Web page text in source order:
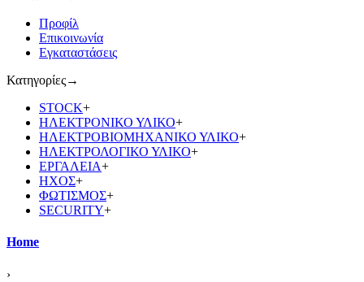
Προφίλ
Επικοινωνία
Εγκαταστάσεις
Κατηγορίες→
STOCK+
ΗΛΕΚΤΡΟΝΙΚΟ ΥΛΙΚΟ+
ΗΛΕΚΤΡΟΒΙΟΜΗΧΑΝΙΚΟ ΥΛΙΚΟ+
ΗΛΕΚΤΡΟΛΟΓΙΚΟ ΥΛΙΚΟ+
ΕΡΓΑΛΕΙΑ+
ΗΧΟΣ+
ΦΩΤΙΣΜΟΣ+
SECURITY+
Home
›